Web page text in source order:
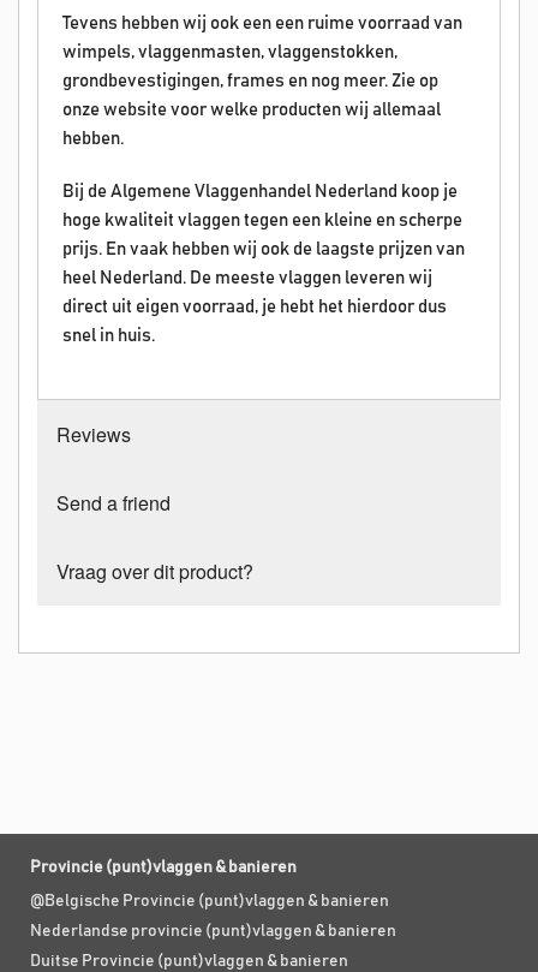
Tevens hebben wij ook een een ruime voorraad van
wimpels, vlaggenmasten, vlaggenstokken,
grondbevestigingen, frames en nog meer. Zie op
onze website voor welke producten wij allemaal
hebben.
Bij de Algemene Vlaggenhandel Nederland koop je
hoge kwaliteit vlaggen tegen een kleine en scherpe
prijs. En vaak hebben wij ook de laagste prijzen van
heel Nederland. De meeste vlaggen leveren wij
direct uit eigen voorraad, je hebt het hierdoor dus
snel in huis.
Reviews
Send a friend
Vraag over dit product?
Provincie (punt)vlaggen & banieren
@Belgische Provincie (punt)vlaggen & banieren
Nederlandse provincie (punt)vlaggen & banieren
Duitse Provincie (punt)vlaggen & banieren